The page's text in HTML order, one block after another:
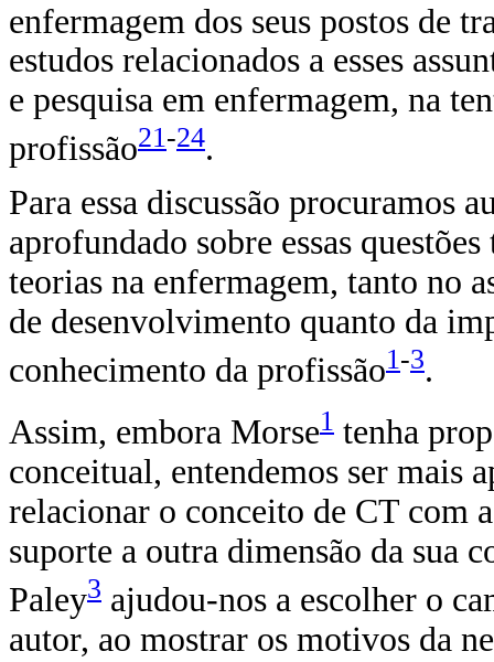
enfermagem dos seus postos de
estudos relacionados a esses
e pesquisa em enfermagem, na
profissão21-24.
Para essa discussão procuramos
aprofundado sobre essas
teorias na enfermagem, tanto no
de desenvolvimento quanto da
conhecimento da profissão1 -3.
Assim, embora Morse1 tenha
conceitual, entendemos ser mais
relacionar o conceito de CT com
suporte a outra dimensão da sua
Paley3 ajudou-nos a escolher o
autor, ao mostrar os motivos da